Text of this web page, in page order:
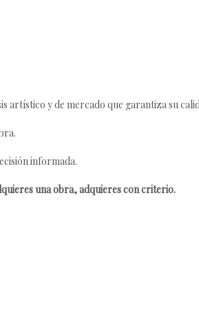
artístico y de mercado que garantiza su
informada.
una obra, adquieres con criterio.